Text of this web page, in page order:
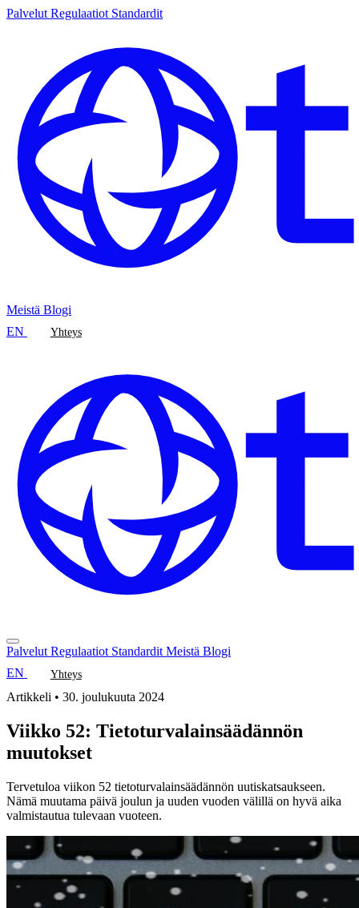
Palvelut Regulaatiot Standardit
Meistä Blogi
EN
Yhteys
Palvelut Regulaatiot Standardit Meistä Blogi
EN
Yhteys
Artikkeli • 30. joulukuuta 2024
Viikko 52: Tietoturvalainsäädännön
muutokset
Tervetuloa viikon 52 tietoturvalainsäädännön uutiskatsaukseen.
Nämä muutama päivä joulun ja uuden vuoden välillä on hyvä aika
valmistautua tulevaan vuoteen.